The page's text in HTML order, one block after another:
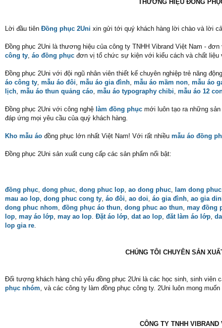
THƯƠNG HIỆU ĐỒNG
Lời đầu tiên Đồng phục 2Uni xin gửi tới quý khách hàng lời chào và lời
Đồng phục 2Uni là thương hiệu của công ty TNHH Vibrand Việt Nam -
công ty, áo đồng phục đơn vị tổ chức sự kiện với kiểu cách và chất liệu
Đồng phục 2Uni với đội ngũ nhân viên thiết kế chuyên nghiệp trẻ năng
áo công ty, mẫu áo đôi, mẫu áo gia đình, mẫu áo mầm non, mẫu áo
lịch, mẫu áo thun quảng cáo, mẫu áo typography chibi, mẫu áo 12
Đồng phục 2Uni với công nghệ làm đồng phục mới luôn tạo ra những
đáp ứng mọi yêu cầu của quý khách hàng.
Kho mẫu áo đồng phục lớn nhất Việt Nam! Với rất nhiều mẫu áo đồng
Đồng phục 2Uni sản xuất cung cấp các sản phẩm nổi bật:
đồng phục, dong phuc, dong phuc lop, ao dong phuc, lam dong phuc
mau ao lop, dong phuc cong ty, áo đôi, ao doi, áo gia đình, ao gia
dong phuc nhom, đồng phục áo thun, dong phuc ao thun, may đồng
lop, may áo lớp, may ao lop. Đặt áo lớp, dat ao lop, đăt làm áo lớp,
lop gia re.
CHÚNG TÔI CHUYÊN SẢN
Đối tượng khách hàng chủ yếu đồng phục 2Uni là các học sinh, sinh
phục nhóm, và các công ty làm đồng phục công ty. 2Uni luôn mong
CÔNG TY TNHH